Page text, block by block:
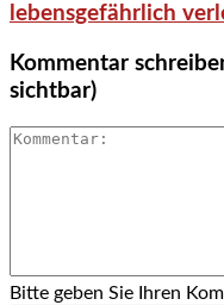
lebensgefährlich
Kommentar
sichtbar)
Bitte geben Sie Ihren